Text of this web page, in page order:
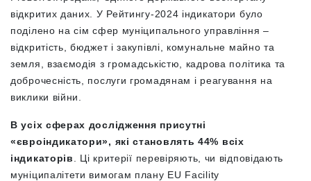
відкритих даних. У Рейтингу-2024 індикатори було
поділено на сім сфер муніципального управління –
відкритість, бюджет і закупівлі, комунальне майно та
земля, взаємодія з громадськістю, кадрова політика та
доброчесність, послуги громадянам і реагування на
виклики війни.
В усіх сферах дослідження присутні
«євроіндикатори», які становлять 44% всіх
індикаторів
. Ці критерії перевіряють, чи відповідають
муніципалітети вимогам плану EU Facility